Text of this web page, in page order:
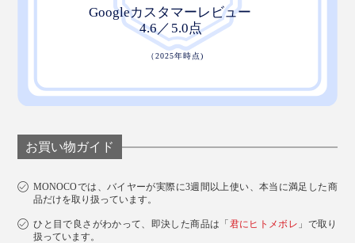
お買い物ガイド
MONOCOでは、バイヤーが実際に3週間以上使い、本当に満足した商
品だけを取り扱っています。
ひと目で良さがわかって、即決した商品は「君にヒトメボレ 」で取り
扱っています。